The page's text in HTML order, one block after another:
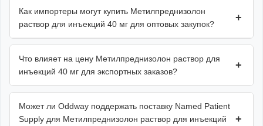
Как импортеры могут купить Метилпреднизолон
раствор для инъекций 40 мг для оптовых закупок?
+
Что влияет на цену Метилпреднизолон раствор для
инъекций 40 мг для экспортных заказов?
+
Может ли Oddway поддержать поставку Named Patient
Supply для Метилпреднизолон раствор для инъекций
+